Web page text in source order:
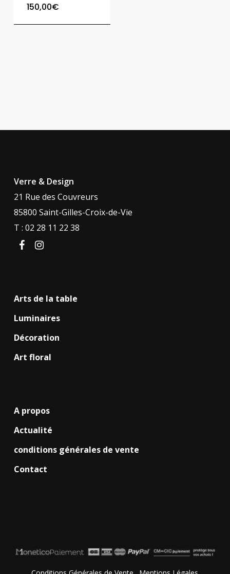
150,00€
Verre & Design
21 Rue des Couvreurs
85800 Saint-Gilles-Croix-de-Vie
T : 02 28 11 22 38
facebookinstagram
Arts de la table
Luminaires
Décoration
Art floral
A propos
Actualité
conditions générales de vente
Contact